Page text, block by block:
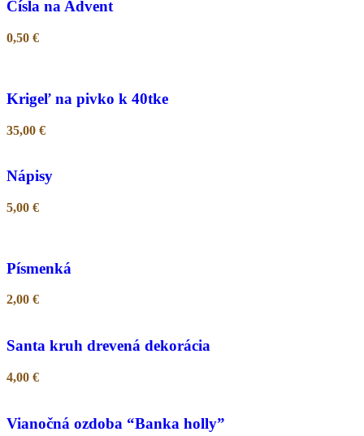
Čísla na Advent
0,50 €
Krigeľ na pivko k 40tke
35,00 €
Nápisy
5,00 €
Písmenká
2,00 €
Santa kruh drevená dekorácia
4,00 €
Vianočná ozdoba “Banka holly”